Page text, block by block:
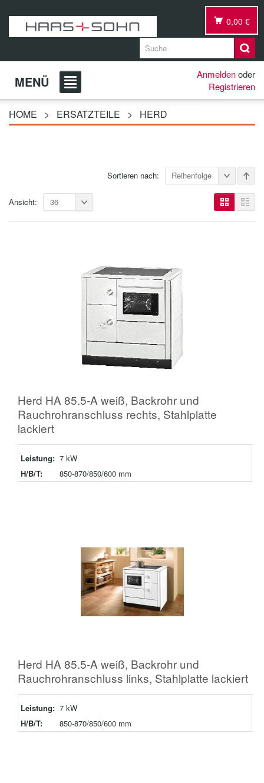
0,00 €
MENÜ Anmeldenoder
Registrieren
HOME > ERSATZTEILE > HERD
Sortieren nach: Reihenfolge
Ansicht: 36
Herd HA 85.5-A weiß, Backrohr und
Rauchrohranschluss rechts, Stahlplatte
lackiert
Leistung: 7 kW
H/B/T:
850-870/850/600 mm
Herd HA 85.5-A weiß, Backrohr und
Rauchrohranschluss links, Stahlplatte lackiert
Leistung: 7 kW
H/B/T:
850-870/850/600 mm